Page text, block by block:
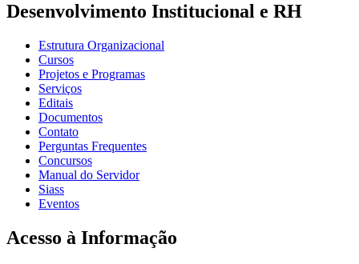
Desenvolvimento Institucional e RH
Estrutura Organizacional
Cursos
Projetos e Programas
Serviços
Editais
Documentos
Contato
Perguntas Frequentes
Concursos
Manual do Servidor
Siass
Eventos
Acesso à Informação